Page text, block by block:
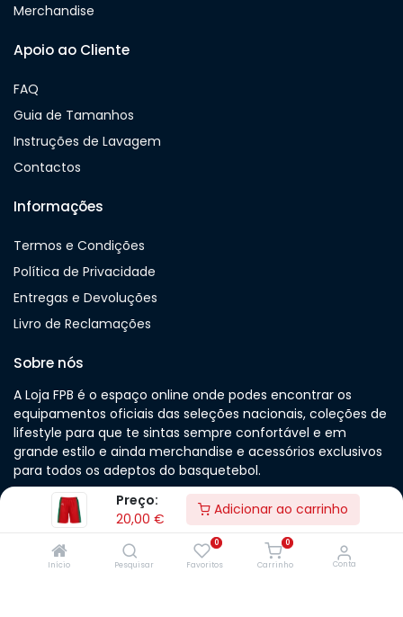
Preço:
20,00 €
Adicionar ao carrinho
Início Pesquisar
0
Favoritos
0
Carrinho Conta
Merchandise
Apoio ao Cliente
FAQ
Guia de Tamanhos
Instruções de Lavagem
Contactos
Informações
Termos e Condições
Política de Privacidade
Entregas e Devoluções
Livro de Reclamações
Sobre nós
A Loja FPB é o espaço online onde podes encontrar os
equipamentos oficiais das seleções nacionais, coleções de
lifestyle para que te sintas sempre confortável e em
grande estilo e ainda merchandise e acessórios exclusivos
para todos os adeptos do basquetebol.
© 2025 Federação Portuguesa de Basquetebol. Todos os